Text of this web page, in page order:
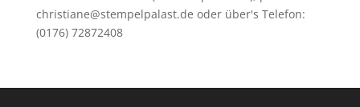
christiane@stempelpalast.de oder über's Telefon:
(0176) 72872408